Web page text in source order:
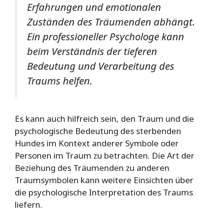
Erfahrungen und emotionalen
Zuständen des Träumenden abhängt.
Ein professioneller Psychologe kann
beim Verständnis der tieferen
Bedeutung und Verarbeitung des
Traums helfen.
Es kann auch hilfreich sein, den Traum und die
psychologische Bedeutung des sterbenden
Hundes im Kontext anderer Symbole oder
Personen im Traum zu betrachten. Die Art der
Beziehung des Träumenden zu anderen
Traumsymbolen kann weitere Einsichten über
die psychologische Interpretation des Traums
liefern.